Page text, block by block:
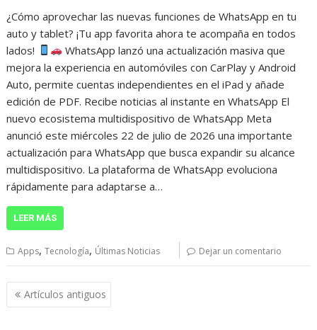
¿Cómo aprovechar las nuevas funciones de WhatsApp en tu
auto y tablet? ¡Tu app favorita ahora te acompaña en todos
lados!
WhatsApp lanzó una actualización masiva que
mejora la experiencia en automóviles con CarPlay y Android
Auto, permite cuentas independientes en el iPad y añade
edición de PDF. Recibe noticias al instante en WhatsApp El
nuevo ecosistema multidispositivo de WhatsApp Meta
anunció este miércoles 22 de julio de 2026 una importante
actualización para WhatsApp que busca expandir su alcance
multidispositivo. La plataforma de WhatsApp evoluciona
rápidamente para adaptarse a…
LEER MÁS
Apps,Tecnología, Últimas Noticias Dejar un comentario
Navegación
de
Artículos antiguos